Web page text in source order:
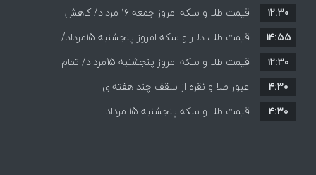
قیمت طلا و سکه امروز جمعه ۱۶ مرداد/ کاهش
قیمت ها+ جدول و جزییات
۱۲:۳۰
قیمت طلا، دلار و سکه امروز پنجشنبه 15مرداد/
افزایش قیمت ها + جدول
۱۴:۵۵
قیمت طلا و سکه امروز پنجشنبه 15مرداد/ تمام
قیمت ها بر مدار افزایش + جدول
۱۲:۳۰
عبور طلا و نقره از سقف چند هفته‌ای
۴:۳۰
قیمت طلا و سکه پنجشنبه 15 مرداد
۴:۳۰